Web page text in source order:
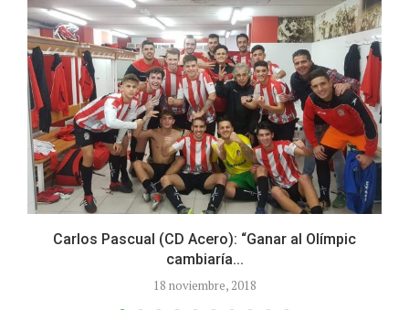
Carlos Pascual (CD Acero): “Ganar al Olímpic
cambiaría...
18 noviembre, 2018